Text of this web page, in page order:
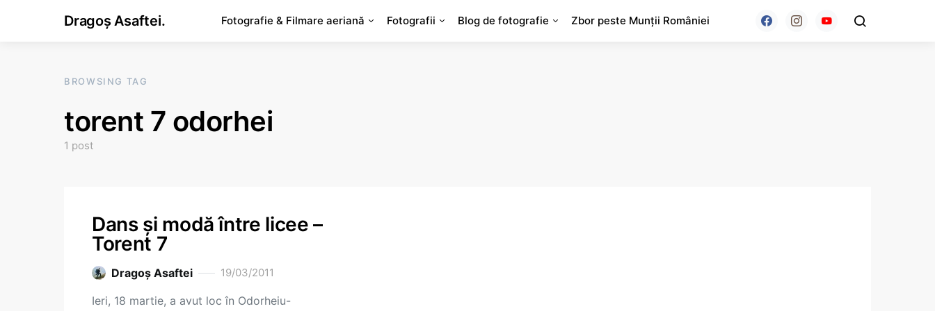
Dragoș Asaftei. Fotografie & Filmare aeriană Fotografii Blog de fotografie Zbor peste Munții României
BROWSING TAG
torent 7 odorhei
1 post
Dans şi modă între licee –
Torent 7
Dragoş Asaftei 19/03/2011
Ieri, 18 martie, a avut loc în Odorheiu-